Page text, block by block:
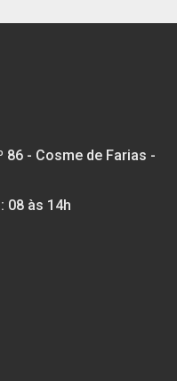
86 - Cosme de Farias -
08 às 14h